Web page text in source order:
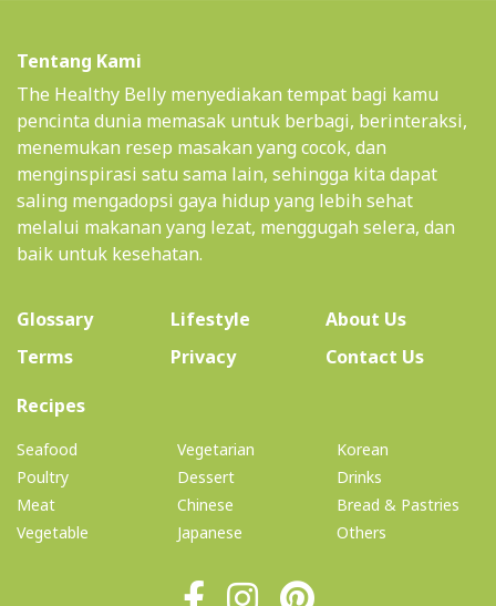
Tentang Kami
The Healthy Belly menyediakan tempat bagi kamu
pencinta dunia memasak untuk berbagi, berinteraksi,
menemukan resep masakan yang cocok, dan
menginspirasi satu sama lain, sehingga kita dapat
saling mengadopsi gaya hidup yang lebih sehat
melalui makanan yang lezat, menggugah selera, dan
baik untuk kesehatan.
Glossary Lifestyle About Us(current)
Terms
Privacy
Contact Us
Recipes(current)
Seafood
Poultry
Meat
Vegetable
Vegetarian
Dessert
Chinese
Japanese
Korean
Drinks
Bread & Pastries
Others